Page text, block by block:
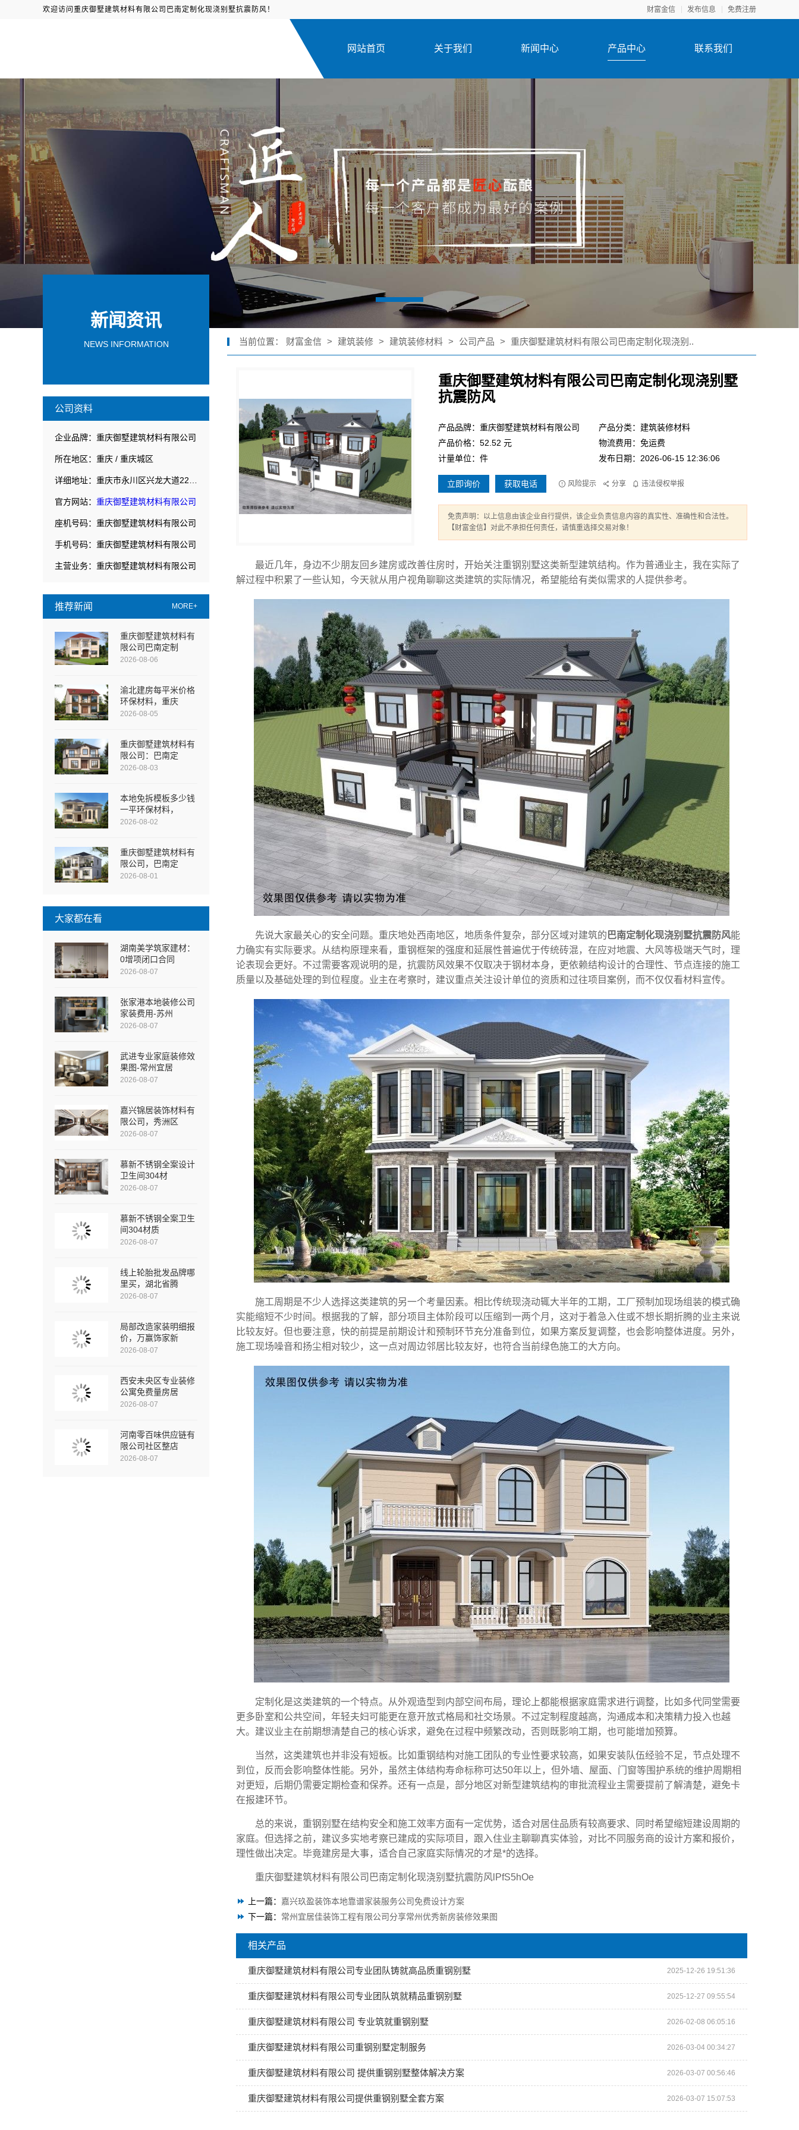
欢迎访问重庆御墅建筑材料有限公司巴南定制化现浇别墅抗震防风！ 财富金信 发布信息 免费注册
网站首页 关于我们 新闻中心 产品中心 联系我们
新闻资讯
NEWS INFORMATION
公司资料
企业品牌：重庆御墅建筑材料有限公司
所在地区：重庆 / 重庆城区
官方网站： 重庆御墅建筑材料有限公司
座机号码：重庆御墅建筑材料有限公司
手机号码：重庆御墅建筑材料有限公司
主营业务：重庆御墅建筑材料有限公司
推荐新闻 MORE+
重庆御墅建筑材料有
限公司巴南定制
2026-08-06
渝北建房每平米价格
环保材料，重庆
2026-08-05
重庆御墅建筑材料有
限公司：巴南定
2026-08-03
本地免拆模板多少钱
一平环保材料，
2026-08-02
重庆御墅建筑材料有
限公司，巴南定
2026-08-01
大家都在看
湖南美学筑家建材：
0增项闭口合同
2026-08-07
张家港本地装修公司
家装费用-苏州
2026-08-07
武进专业家庭装修效
果图-常州宜居
2026-08-07
嘉兴锦居装饰材料有
限公司，秀洲区
2026-08-07
慕新不锈钢全案设计
卫生间304材
2026-08-07
慕新不锈钢全案卫生
间304材质
2026-08-07
线上轮胎批发品牌哪
里买，湖北省腾
2026-08-07
局部改造家装明细报
价，万赢饰家新
2026-08-07
西安未央区专业装修
公寓免费量房居
2026-08-07
河南零百味供应链有
限公司社区整店
2026-08-07
当前位置： 财富金信 > 建筑装修 > 建筑装修材料 > 公司产品 > 重庆御墅建筑材料有限公司巴南定制化现浇别..
重庆御墅建筑材料有限公司巴南定制化现浇别墅
抗震防风
产品品牌：重庆御墅建筑材料有限公司
产品分类：建筑装修材料
产品价格：52.52 元
物流费用：免运费
计量单位：件
发布日期：2026-06-15 12:36:06
立即询价 获取电话 风险提示 分享 违法侵权举报
免责声明：以上信息由该企业自行提供，该企业负责信息内容的真实性、准确性和合法性。
【财富金信】对此不承担任何责任，请慎重选择交易对象！
最近几年，身边不少朋友回乡建房或改善住房时，开始关注重钢别墅这类新型建筑结构。作为普通业主，我在实际了
解过程中积累了一些认知，今天就从用户视角聊聊这类建筑的实际情况，希望能给有类似需求的人提供参考。
先说大家最关心的安全问题。重庆地处西南地区，地质条件复杂，部分区域对建筑的 巴南定制化现浇别墅抗震防风能
力确实有实际要求。从结构原理来看，重钢框架的强度和延展性普遍优于传统砖混，在应对地震、大风等极端天气时，理
论表现会更好。不过需要客观说明的是，抗震防风效果不仅取决于钢材本身，更依赖结构设计的合理性、节点连接的施工
质量以及基础处理的到位程度。业主在考察时，建议重点关注设计单位的资质和过往项目案例，而不仅仅看材料宣传。
施工周期是不少人选择这类建筑的另一个考量因素。相比传统现浇动辄大半年的工期，工厂预制加现场组装的模式确
实能缩短不少时间。根据我的了解，部分项目主体阶段可以压缩到一两个月，这对于着急入住或不想长期折腾的业主来说
比较友好。但也要注意，快的前提是前期设计和预制环节充分准备到位，如果方案反复调整，也会影响整体进度。另外，
施工现场噪音和扬尘相对较少，这一点对周边邻居比较友好，也符合当前绿色施工的大方向。
定制化是这类建筑的一个特点。从外观造型到内部空间布局，理论上都能根据家庭需求进行调整，比如多代同堂需要
更多卧室和公共空间，年轻夫妇可能更在意开放式格局和社交场景。不过定制程度越高，沟通成本和决策精力投入也越
大。建议业主在前期想清楚自己的核心诉求，避免在过程中频繁改动，否则既影响工期，也可能增加预算。
当然，这类建筑也并非没有短板。比如重钢结构对施工团队的专业性要求较高，如果安装队伍经验不足，节点处理不
到位，反而会影响整体性能。另外，虽然主体结构寿命标称可达50年以上，但外墙、屋面、门窗等围护系统的维护周期相
对更短，后期仍需要定期检查和保养。还有一点是，部分地区对新型建筑结构的审批流程业主需要提前了解清楚，避免卡
在报建环节。
总的来说，重钢别墅在结构安全和施工效率方面有一定优势，适合对居住品质有较高要求、同时希望缩短建设周期的
家庭。但选择之前，建议多实地考察已建成的实际项目，跟入住业主聊聊真实体验，对比不同服务商的设计方案和报价，
理性做出决定。毕竟建房是大事，适合自己家庭实际情况的才是*的选择。
重庆御墅建筑材料有限公司巴南定制化现浇别墅抗震防风lPfS5hOe
上一篇： 嘉兴玖盈装饰本地靠谱家装服务公司免费设计方案
下一篇： 常州宜居佳装饰工程有限公司分享常州优秀新房装修效果图
相关产品
重庆御墅建筑材料有限公司专业团队铸就高品质重钢别墅 2025-12-26 19:51:36
重庆御墅建筑材料有限公司专业团队筑就精品重钢别墅 2025-12-27 09:55:54
重庆御墅建筑材料有限公司 专业筑就重钢别墅 2026-02-08 06:05:16
重庆御墅建筑材料有限公司重钢别墅定制服务 2026-03-04 00:34:27
重庆御墅建筑材料有限公司 提供重钢别墅整体解决方案 2026-03-07 00:56:46
重庆御墅建筑材料有限公司提供重钢别墅全套方案 2026-03-07 15:07:53